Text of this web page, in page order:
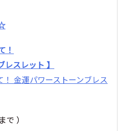
！
スレット 】
）